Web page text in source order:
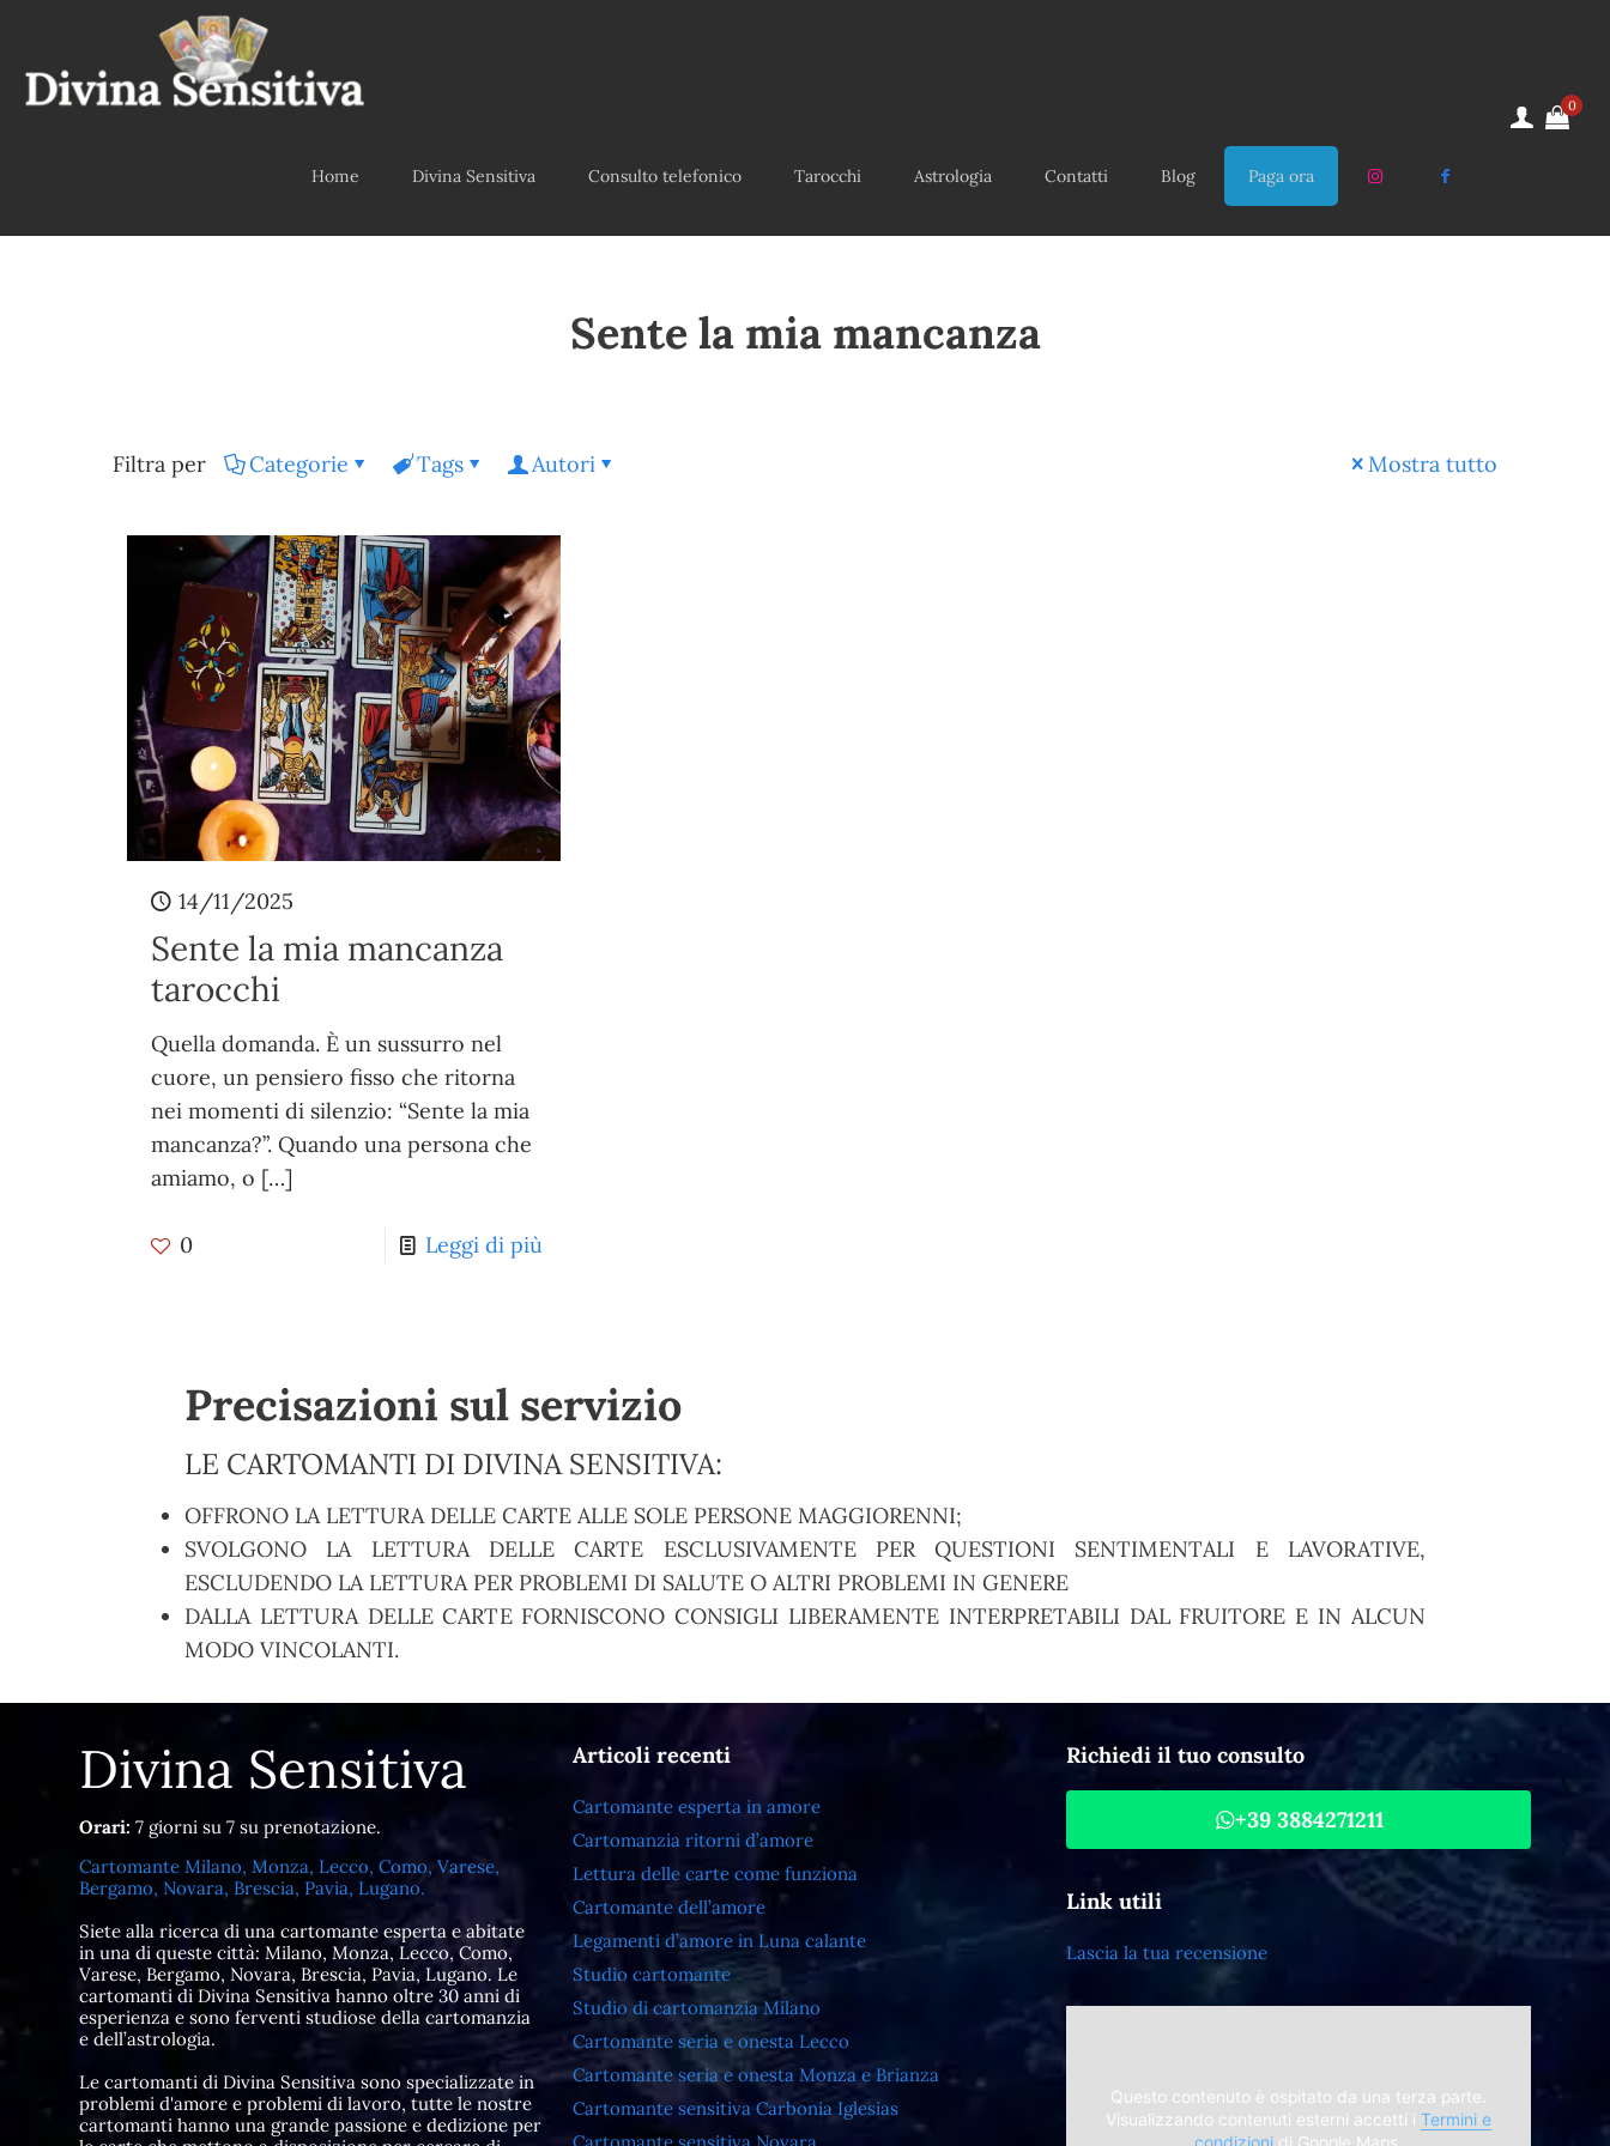
Home Divina Sensitiva Consulto telefonico Tarocchi Astrologia Contatti Blog Paga ora
0
Sente la mia mancanza
Filtra per Categorie Tags Autori Mostra tutto
14/11/2025
Sente la mia mancanza
tarocchi
Quella domanda. È un sussurro nel
cuore, un pensiero fisso che ritorna
nei momenti di silenzio: “Sente la mia
mancanza?”. Quando una persona che
amiamo, o […]
0 Leggi di più
Precisazioni sul servizio
LE CARTOMANTI DI DIVINA SENSITIVA:
OFFRONO LA LETTURA DELLE CARTE ALLE SOLE PERSONE MAGGIORENNI;
SVOLGONO LA LETTURA DELLE CARTE ESCLUSIVAMENTE PER QUESTIONI SENTIMENTALI E LAVORATIVE,
ESCLUDENDO LA LETTURA PER PROBLEMI DI SALUTE O ALTRI PROBLEMI IN GENERE
DALLA LETTURA DELLE CARTE FORNISCONO CONSIGLI LIBERAMENTE INTERPRETABILI DAL FRUITORE E IN ALCUN
MODO VINCOLANTI.
Divina Sensitiva
Orari: 7 giorni su 7 su prenotazione.
Cartomante Milano, Monza, Lecco, Como, Varese,
Bergamo, Novara, Brescia, Pavia, Lugano.
Siete alla ricerca di una cartomante esperta e abitate
in una di queste città: Milano, Monza, Lecco, Como,
Varese, Bergamo, Novara, Brescia, Pavia, Lugano. Le
cartomanti di Divina Sensitiva hanno oltre 30 anni di
esperienza e sono ferventi studiose della cartomanzia
e dell’astrologia.
Le cartomanti di Divina Sensitiva sono specializzate in
problemi d'amore e problemi di lavoro, tutte le nostre
cartomanti hanno una grande passione e dedizione per
Articoli recenti
Cartomante esperta in amore
Cartomanzia ritorni d’amore
Lettura delle carte come funziona
Cartomante dell’amore
Legamenti d’amore in Luna calante
Studio cartomante
Studio di cartomanzia Milano
Cartomante seria e onesta Lecco
Cartomante seria e onesta Monza e Brianza
Cartomante sensitiva Carbonia Iglesias
Richiedi il tuo consulto
+39 3884271211
Link utili
Lascia la tua recensione
Questo contenuto è ospitato da una terza parte.
Visualizzando contenuti esterni accetti iTermini e